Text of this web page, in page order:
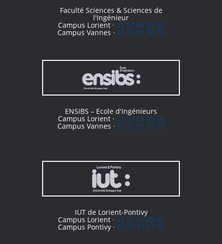
Faculté Sciences & Sciences de
l'Ingénieur
Campus Lorient · 02 97 88 05 50
Campus Vannes · 02 97 01 70 70
ENSIBS – Ecole d'Ingénieurs
Campus Lorient · 02 97 88 05 59
Campus Vannes · 02 97 01 72 73
IUT de Lorient-Pontivy
Campus Lorient · 02 97 87 28 00
Campus Pontivy · 02 97 27 67 70